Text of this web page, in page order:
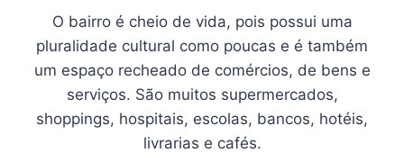
O bairro é cheio de vida, pois possui uma
pluralidade cultural como poucas e é também
um espaço recheado de comércios, de bens e
serviços. São muitos supermercados,
shoppings, hospitais, escolas, bancos, hotéis,
livrarias e cafés.